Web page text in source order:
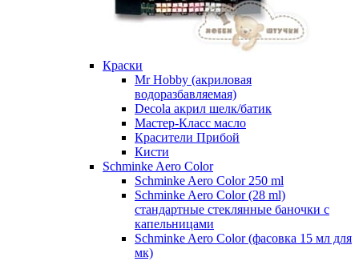
Краски
Mr Hobby (акриловая
водоразбавляемая)
Decola акрил шелк/батик
Мастер-Класс масло
Красители Прибой
Кисти
Schminke Aero Color
Schminke Aero Color 250 ml
Schminke Aero Color (28 ml)
стандартные стеклянные баночки с
капельницами
Schminke Aero Color (фасовка 15 мл для
мк)